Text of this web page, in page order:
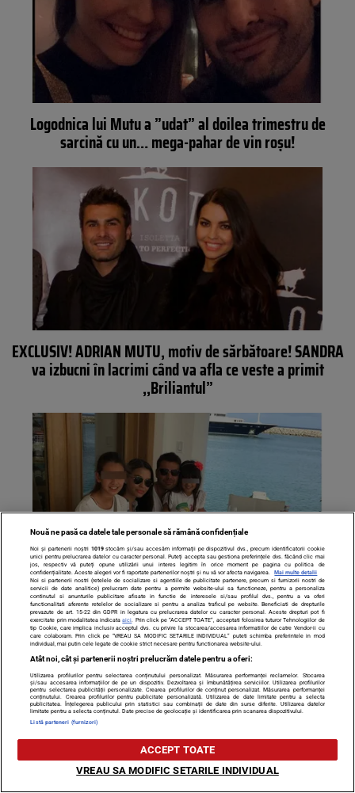
Logodnica lui Mutu a ”udat” al doilea trimestru de
sarcină cu un… mega-pahar de vin roşu!
EXCLUSIV! ADRIAN MUTU, motiv de sărbătoare! SANDRA
va izbucni în lacrimi când va afla ce veste a primit
,,Briliantul”
Primele imagini cu logodnica lui MUTU însărcinată! Cum
arată frumoasa brunetă
Nouă ne pasă ca datele tale personale să rămână confidențiale
Noi și partenerii noștri 1019stocăm și/sau accesăm informații pe dispozitivul dvs., precum identificatorii cookie
unici pentru prelucrarea datelor cu caracter personal. Puteți accepta sau gestiona preferințele dvs. făcând clic mai
jos, respectiv vă puteți opune utilizării unui interes legitim în orice moment pe pagina cu politica de
confidențialitate. Aceste alegeri vor fi raportate partenerilor noștri și nu vă vor afecta navigarea.
Mai multe detalii
Noi si partenerii nostri (retelele de socializare si agentiile de publicitate partenere, precum si furnizorii nostri de
servicii de date analitice) prelucram date pentru a permite website-ului sa functioneze, pentru a personaliza
continutul si anunturile publicitare afisate in functie de interesele si/sau profilul dvs., pentru a va oferi
functionalitati aferente retelelor de socializare si pentru a analiza traficul pe website. Beneficiati de drepturile
prevazute de art. 15-22 din GDPR in legatura cu prelucrarea datelor cu caracter personal. Aceste drepturi pot fi
exercitate prin modalitatea indicataaici . Prin click pe “ACCEPT TOATE”, acceptati folosirea tuturor Tehnologiilor de
tip Cookie, care implica inclusiv acceptul dvs. cu privire la stocarea/accesarea informatiilor de catre Vendor-ii cu
care colaboram. Prin click pe “VREAU SA MODIFIC SETARILE INDIVIDUAL” puteti schimba preferintele in mod
individual, mai putin cele legate de cookie strict necesare pentru functionarea website-ului.
Atât noi, cât și partenerii noștri prelucrăm datele pentru a oferi:
Utilizarea profilurilor pentru selectarea conținutului personalizat. Măsurarea performanței reclamelor. Stocarea
și/sau accesarea informațiilor de pe un dispozitiv. Dezvoltarea și îmbunătățirea serviciilor. Utilizarea profilurilor
pentru selectarea publicității personalizate. Crearea profilurilor de conținut personalizat. Măsurarea performanței
conținutului. Crearea profilurilor pentru publicitate personalizată. Utilizarea de date limitate pentru a selecta
publicitatea. Înțelegerea publicului prin statistici sau combinații de date din surse diferite. Utilizarea datelor
limitate pentru a selecta conținutul. Date precise de geolocație și identificarea prin scanarea dispozitivului.
Listă parteneri (furnizori)
ACCEPT TOATE
VREAU SA MODIFIC SETARILE INDIVIDUAL